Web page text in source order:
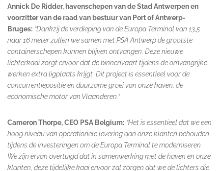
Annick De Ridder, havenschepen van de Stad Antwerpen en
voorzitter van de raad van bestuur van Port of Antwerp-
Bruges: “Dankzij de verdieping van de Europa Terminal van 13,5
naar 16 meter zullen we samen met PSA Antwerp de grootste
containerschepen kunnen blijven ontvangen. Deze nieuwe
lichterkaai zorgt ervoor dat de binnenvaart tijdens de omvangrijke
werken extra ligplaats krijgt. Dit project is essentieel voor de
concurrentiepositie en duurzame groei van onze haven, de
economische motor van Vlaanderen.”
Cameron Thorpe, CEO PSA Belgium: “Het is essentieel dat we een
hoog niveau van operationele levering aan onze klanten behouden ​
tijdens de investeringen om de Europa Terminal te moderniseren.
We zijn ervan overtuigd dat in samenwerking met de haven en onze
klanten, deze tijdelijke kaai ervoor zal zorgen dat we de lichters die